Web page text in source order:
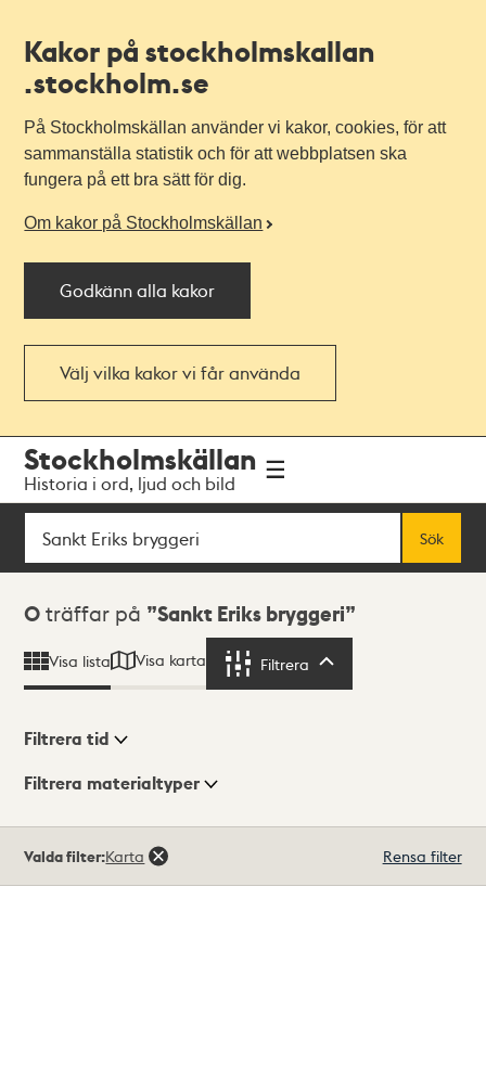
Kakor på stockholmskallan
.stockholm.se
På Stockholmskällan använder vi kakor, cookies, för att
sammanställa statistik och för att webbplatsen ska
fungera på ett bra sätt för dig.
Om kakor på Stockholmskällan
Godkänn alla kakor
Välj vilka kakor vi får använda
navigationen
huvudinnehållet
Stockholmskällan
Historia i ord, ljud och bild
Sök
Sök
Sökresultat
0 träffar på Sankt Eriks bryggeri
Visa lista Visa karta Filtrera
Visningsläge
Filtrera tid
Filtrera materialtyper
träffar
Valda filter:Karta Rensa filter